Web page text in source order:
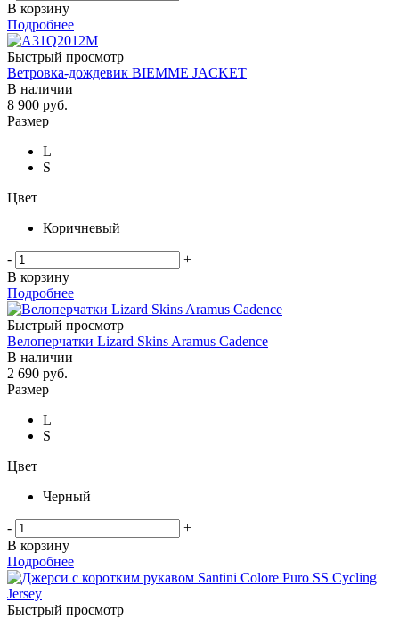
В корзину
Подробнее
Быстрый просмотр
Ветровка-дождевик BIEMME JACKET
В наличии
8 900 руб.
Размер
L
S
Цвет
Коричневый
-
+
В корзину
Подробнее
Быстрый просмотр
Велоперчатки Lizard Skins Aramus Cadence
В наличии
2 690 руб.
Размер
L
S
Цвет
Черный
-
+
В корзину
Подробнее
Быстрый просмотр